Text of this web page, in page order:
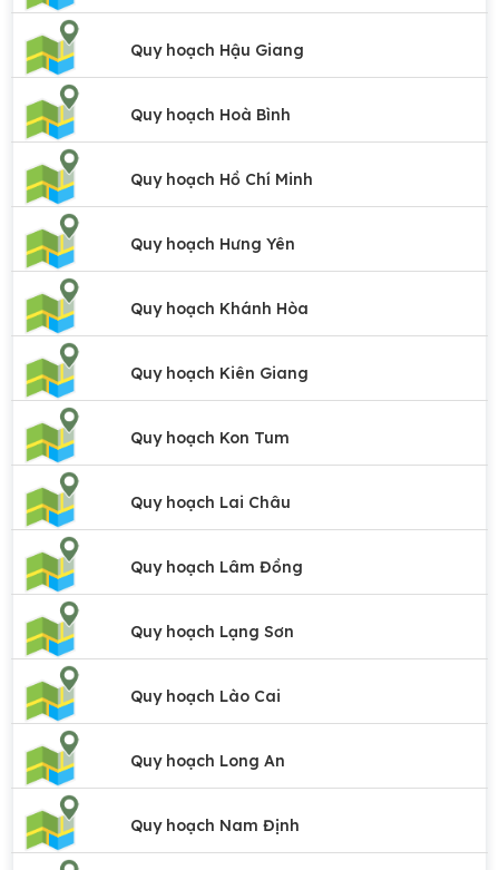
Quy hoạch Hậu Giang
Quy hoạch Hoà Bình
Quy hoạch Hồ Chí Minh
Quy hoạch Hưng Yên
Quy hoạch Khánh Hòa
Quy hoạch Kiên Giang
Quy hoạch Kon Tum
Quy hoạch Lai Châu
Quy hoạch Lâm Đồng
Quy hoạch Lạng Sơn
Quy hoạch Lào Cai
Quy hoạch Long An
Quy hoạch Nam Định